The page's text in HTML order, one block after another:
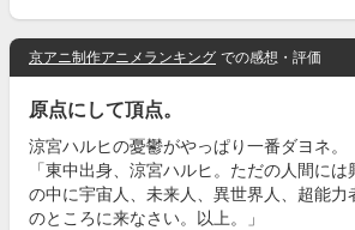
京アニ制作アニメランキング での感想・評価
原点にして頂点。
涼宮ハルヒの憂鬱がやっぱり一番ダヨネ。
「東中出身、涼宮ハルヒ。ただの人間には
の中に宇宙人、未来人、異世界人、超能力
のところに来なさい。以上。」